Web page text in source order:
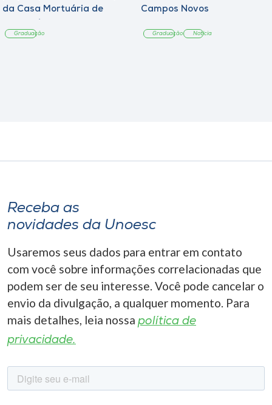
da Casa Mortuária de
Graduação
Campos Novos
Graduação Notícia
Receba as
novidades da Unoesc
Usaremos seus dados para entrar em contato
com você sobre informações correlacionadas que
podem ser de seu interesse. Você pode cancelar o
envio da divulgação, a qualquer momento. Para
mais detalhes, leia nossa política de
privacidade.